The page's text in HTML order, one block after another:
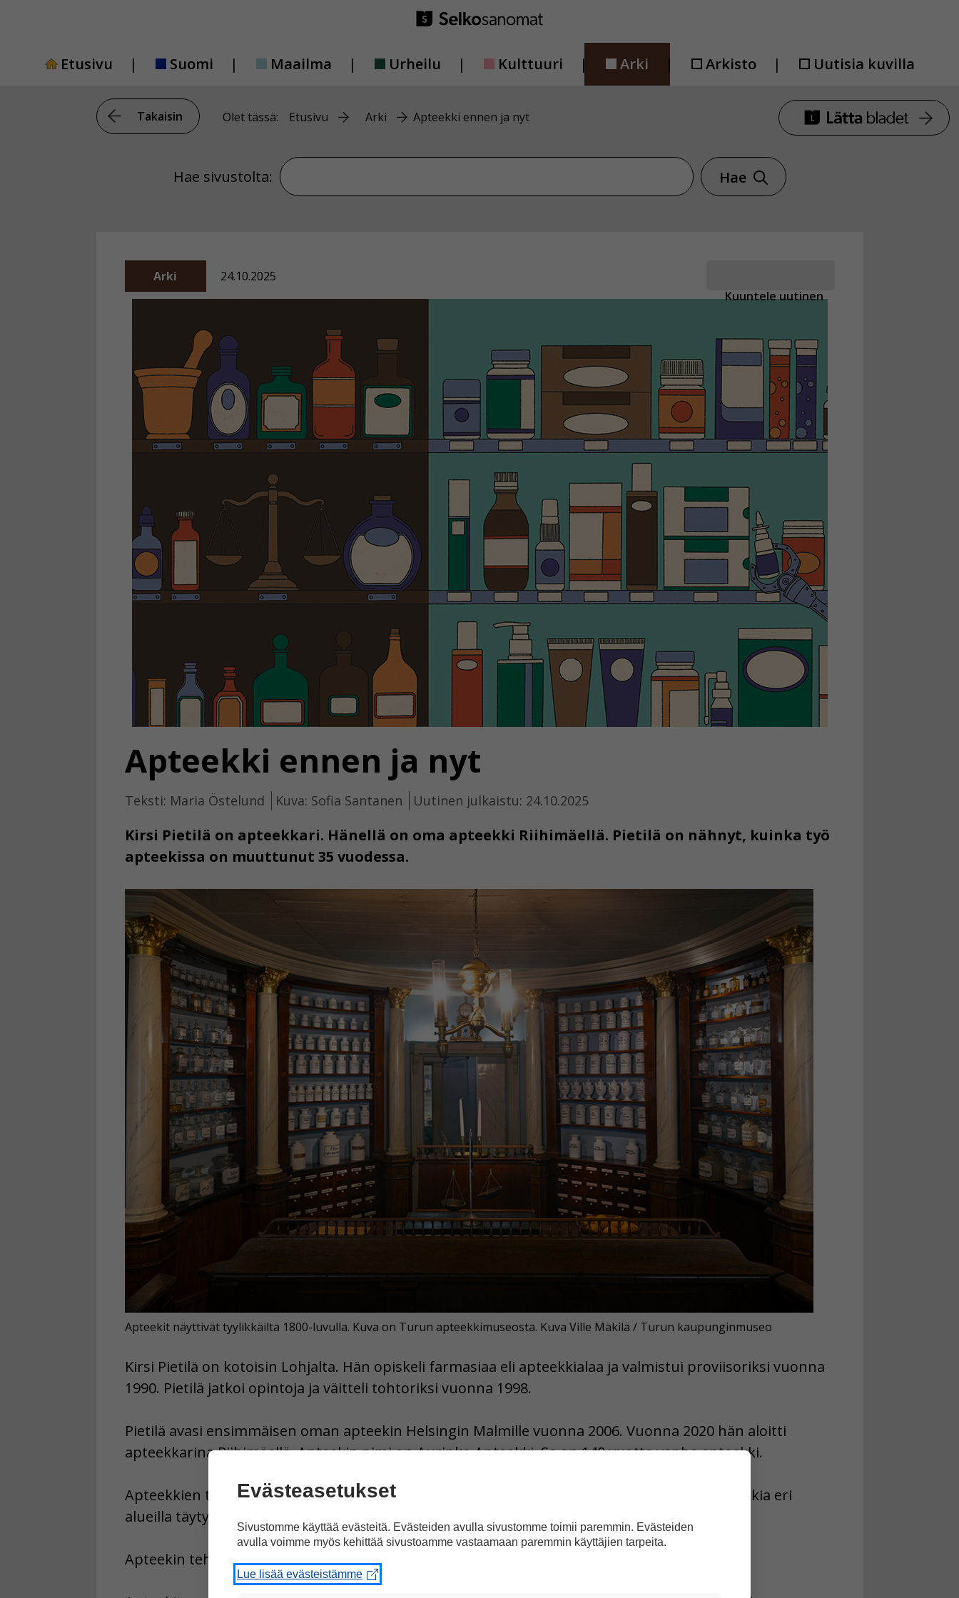
Etusivu
Suomi Maailma Urheilu Kulttuuri Arki Arkisto Uutisia kuvilla
Takaisin Olet tässä: Etusivu Arki Apteekki ennen ja nyt
Hae sivustolta: Hae sivustolta
Hae
Kuuntele uutinen
Arki 24.10.2025
Apteekki ennen ja nyt
Teksti: Maria Östelund Kuva: Sofia Santanen Uutinen julkaistu: 24.10.2025
Kirsi Pietilä on apteekkari. Hänellä on oma apteekki Riihimäellä. Pietilä on nähnyt, kuinka työ
apteekissa on muuttunut 35 vuodessa.
Apteekit näyttivät tyylikkäiltä 1800-luvulla. Kuva on Turun apteekkimuseosta. Kuva Ville Mäkilä / Turun kaupunginmuseo
Kirsi Pietilä on kotoisin Lohjalta. Hän opiskeli farmasiaa eli apteekkialaa ja valmistui proviisoriksi vuonna
1990. Pietilä jatkoi opintoja ja väitteli tohtoriksi vuonna 1998.
Pietilä avasi ensimmäisen oman apteekin Helsingin Malmille vuonna 2006. Vuonna 2020 hän aloitti
apteekkarina Riihimäellä. Apteekin nimi on Aurinko Apteekki. Se on 140 vuotta vanha apteekki.
Apteekkien toiminnalle on Suomessa säännöt. Viranomaiset päättävät, kuinka monta apteekkia eri
alueilla täytyy olla.
Apteekin tehtävä on pitää huolta lääkkeistä ja myydä lääkkeitä tietyllä alueella.
Evästeasetukset
Sivustomme käyttää evästeitä. Evästeiden avulla sivustomme toimii paremmin. Evästeiden
avulla voimme myös kehittää sivustoamme vastaamaan paremmin käyttäjien tarpeita.
Lue lisää evästeistämme